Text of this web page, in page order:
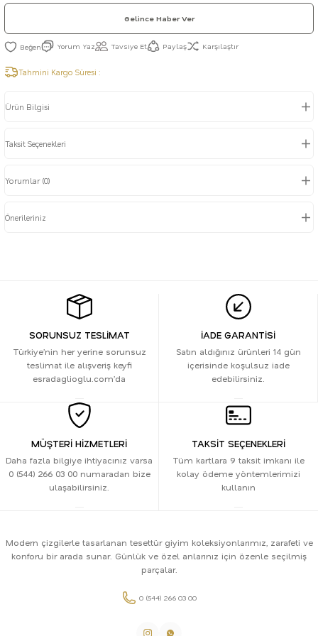
Gelince Haber Ver
Yorum Yaz Tavsiye Et Paylaş Karşılaştır
Tahmini Kargo Süresi :
Ürün Bilgisi
Taksit Seçenekleri
Yorumlar (0)
Önerileriniz
SORUNSUZ TESLİMAT
Türkiye’nin her yerine sorunsuz
teslimat ile alışveriş keyfi
esradaglioglu.com’da
İADE GARANTİSİ
Satın aldığınız ürünleri 14 gün
içerisinde koşulsuz iade
edebilirsiniz.
MÜŞTERİ HİZMETLERİ
Daha fazla bilgiye ihtiyacınız varsa
0 (544) 266 03 00 numaradan bize
ulaşabilirsiniz.
TAKSİT SEÇENEKLERİ
Tüm kartlara 9 taksit imkanı ile
kolay ödeme yöntemlerimizi
kullanın
Modern çizgilerle tasarlanan tesettür giyim koleksiyonlarımız, zarafeti ve
konforu bir arada sunar. Günlük ve özel anlarınız için özenle seçilmiş
parçalar.
0 (544) 266 03 00